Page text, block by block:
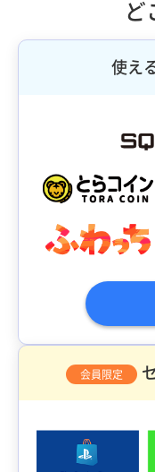
ど
使え
会員限定